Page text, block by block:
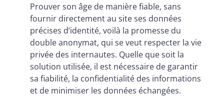
Prouver son âge de manière fiable, sans
fournir directement au site ses données
précises d’identité, voilà la promesse du
double anonymat, qui se veut respecter la vie
privée des internautes. Quelle que soit la
solution utilisée, il est nécessaire de garantir
sa fiabilité, la confidentialité des informations
et de minimiser les données échangées.